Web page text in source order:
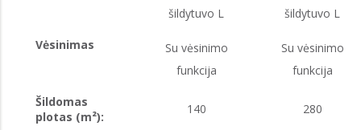
šildytuvo L
šildytuvo L
Vėsinimas
Su vėsinimo
funkcija
Su vėsinimo
funkcija
Šildomas
plotas (m²):
140 280